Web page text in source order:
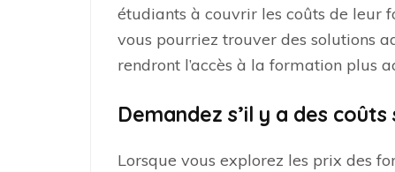
étudiants à couvrir les coûts de leur
vous pourriez trouver des solutions
rendront l’accès à la formation plus
Demandez s’il y a des
Lorsque vous explorez les prix des